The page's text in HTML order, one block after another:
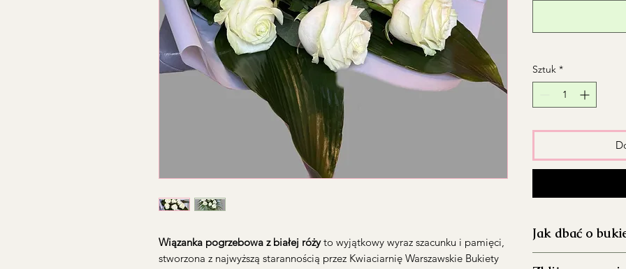
Wiązanka pogrzebowa z białej różyto wyjątkowy wyraz szacunku i pamięci,
stworzona z najwyższą starannością przez Kwiaciarnię Warszawskie Bukiety
Sztuk *
Jak dbać o